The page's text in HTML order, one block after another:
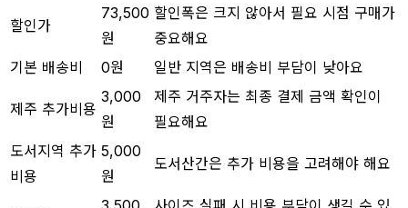
할인가
73,500
원
할인폭은 크지 않아서 필요 시점 구매가
중요해요
기본 배송비
0원 일반 지역은 배송비 부담이 낮아요
제주 추가비용
3,000
원
제주 거주자는 최종 결제 금액 확인이
필요해요
도서지역 추가
비용
5,000
원
도서산간은 추가 비용을 고려해야 해요